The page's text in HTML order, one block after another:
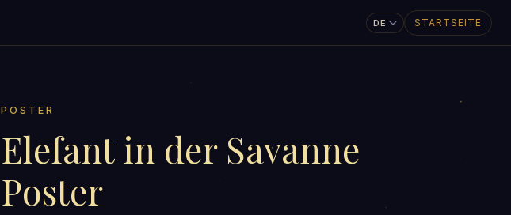
STARTSEITE
POSTER
Elefant in der Savanne
Poster